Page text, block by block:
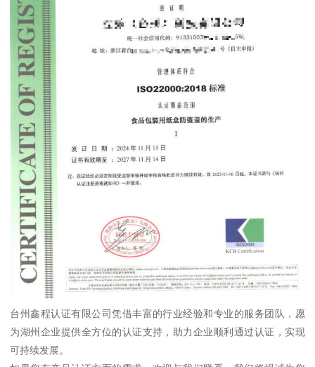
台州鑫程认证有限公司凭借丰富的行业经验和专业的服务团队，愿
为湖州企业提供全方位的认证支持，助力企业顺利通过认证，实现
可持续发展。